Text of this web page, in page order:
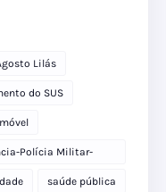
Lilás
do SUS
móvel
Polícia Militar-
saúde pública